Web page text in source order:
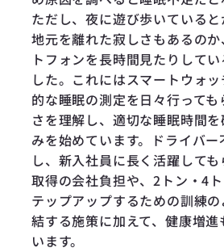
ただし、夜に遊び歩いていると
地元を離れた寂しさもあるの
トフォンを長時間見たりして
した。これにはスマートウォ
的な睡眠の測定を日々行って
さを理解し、適切な睡眠時間
みを始めています。ドライバ
し、新入社員に長く活躍して
取得の会社負担や、2トン・4
テップアップするための訓練
結する施策に加えて、健康増進
います。